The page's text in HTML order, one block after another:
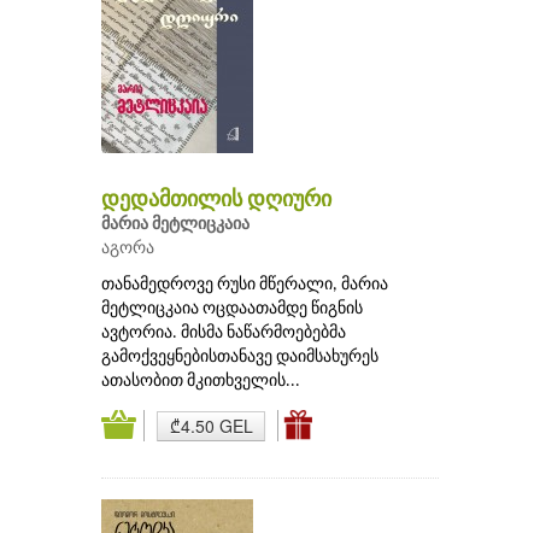
დედამთილის დღიური
მარია მეტლიცკაია
აგორა
თანამედროვე რუსი მწერალი, მარია
მეტლიცკაია ოცდაათამდე წიგნის
ავტორია. მისმა ნაწარმოებებმა
გამოქვეყნებისთანავე დაიმსახურეს
ათასობით მკითხველის...
₾4.50 GEL